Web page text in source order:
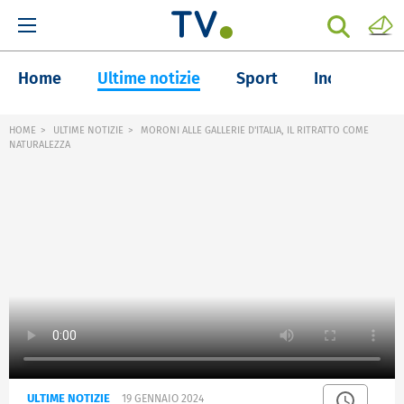
Home Ultime notizie Sport Inchieste
HOME ULTIME NOTIZIE
MORONI ALLE GALLERIE D'ITALIA, IL RITRATTO COME
NATURALEZZA
ULTIME NOTIZIE 19 GENNAIO 2024